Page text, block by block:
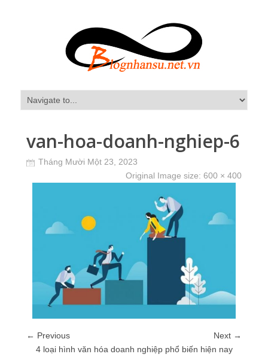
van-hoa-doanh-nghiep-6
Tháng Mười Một 23, 2023
Original Image size: 600 × 400
← Previous
Next →
4 loại hình văn hóa doanh nghiệp phổ biến hiện nay